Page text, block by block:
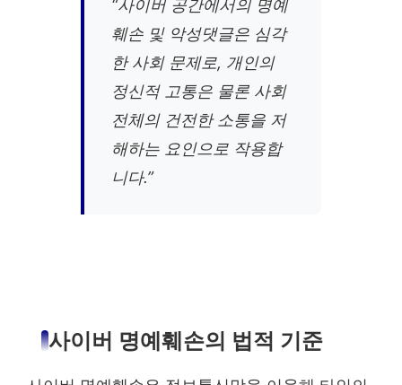
“사이버 공간에서의 명예
훼손 및 악성댓글은 심각
한 사회 문제로, 개인의
정신적 고통은 물론 사회
전체의 건전한 소통을 저
해하는 요인으로 작용합
니다.”
사이버 명예훼손의 법적 기준